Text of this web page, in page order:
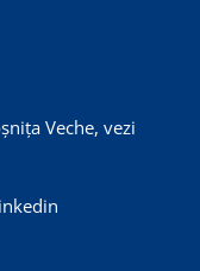
Veche, vezi